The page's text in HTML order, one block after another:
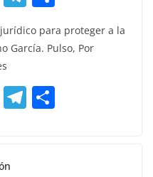
e
n
g
e
a
m
m
para proteger a la
García. Pulso, Por
M T